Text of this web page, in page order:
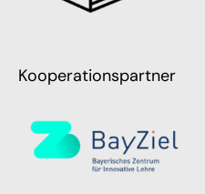
Kooperationspartner